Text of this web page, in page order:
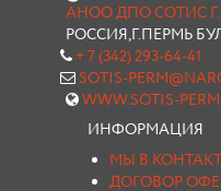
АНОО ДПО СОТИС
РОССИЯ,Г.ПЕРМЬ
+ 7 (342) 293-64-41
SOTIS-
WWW.SOTIS-
ИНФОРМАЦИЯ
МЫ В
ДОГОВОР